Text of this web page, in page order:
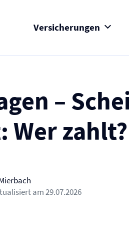
Versicherungen
–
Wer zahlt?
am29.07.2026